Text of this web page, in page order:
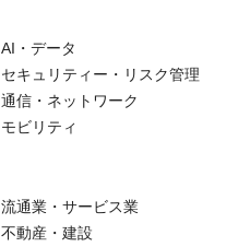
AI・データ
セキュリティー・リスク管理
通信・ネットワーク
モビリティ
流通業・サービス業
不動産・建設